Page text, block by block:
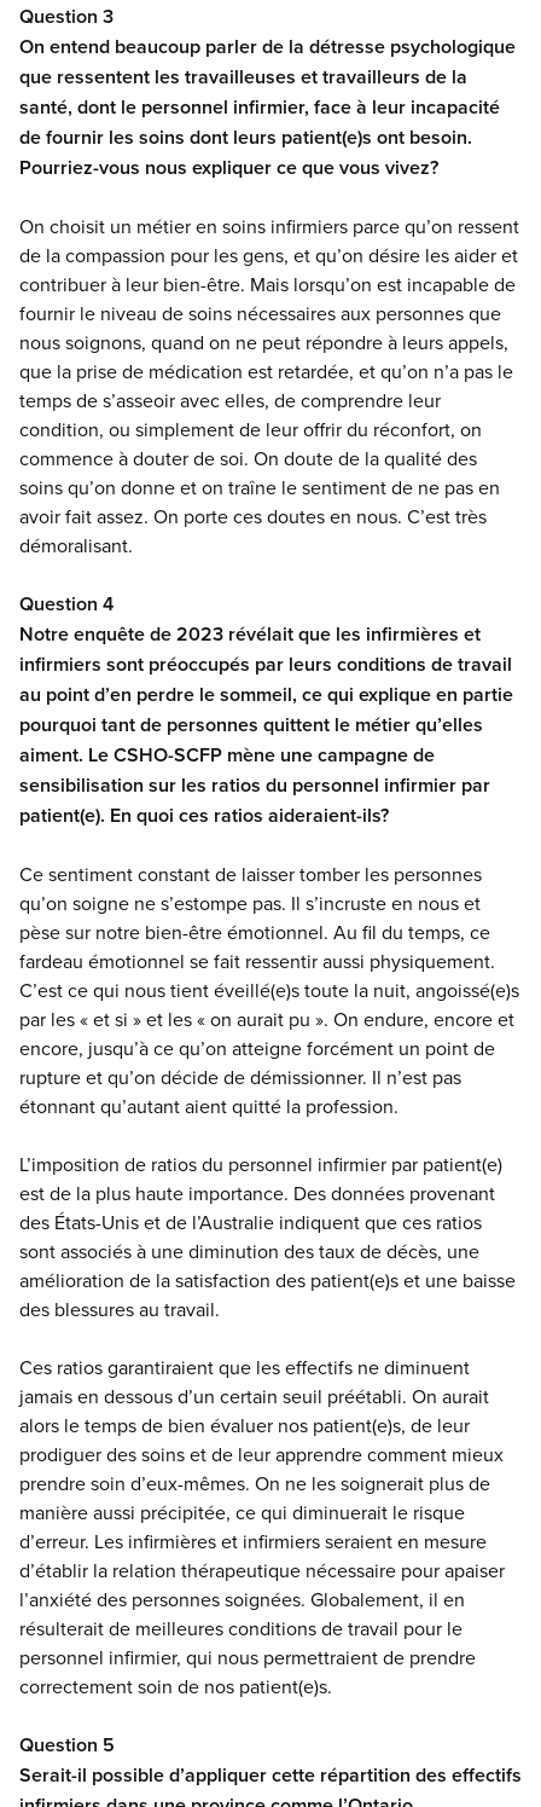
Question 3
On entend beaucoup parler de la détresse psychologique
que ressentent les travailleuses et travailleurs de la
santé, dont le personnel infirmier, face à leur incapacité
de fournir les soins dont leurs patient(e)s ont besoin.
Pourriez-vous nous expliquer ce que vous vivez?
On choisit un métier en soins infirmiers parce qu’on ressent
de la compassion pour les gens, et qu’on désire les aider et
contribuer à leur bien-être. Mais lorsqu’on est incapable de
fournir le niveau de soins nécessaires aux personnes que
nous soignons, quand on ne peut répondre à leurs appels,
que la prise de médication est retardée, et qu’on n’a pas le
temps de s’asseoir avec elles, de comprendre leur
condition, ou simplement de leur offrir du réconfort, on
commence à douter de soi. On doute de la qualité des
soins qu’on donne et on traîne le sentiment de ne pas en
avoir fait assez. On porte ces doutes en nous. C’est très
démoralisant.
Question 4
Notre enquête de 2023 révélait que les infirmières et
infirmiers sont préoccupés par leurs conditions de travail
au point d’en perdre le sommeil, ce qui explique en partie
pourquoi tant de personnes quittent le métier qu’elles
aiment. Le CSHO-SCFP mène une campagne de
sensibilisation sur les ratios du personnel infirmier par
patient(e). En quoi ces ratios aideraient-ils?
Ce sentiment constant de laisser tomber les personnes
qu’on soigne ne s’estompe pas. Il s’incruste en nous et
pèse sur notre bien-être émotionnel. Au fil du temps, ce
fardeau émotionnel se fait ressentir aussi physiquement.
C’est ce qui nous tient éveillé(e)s toute la nuit, angoissé(e)s
par les « et si » et les « on aurait pu ». On endure, encore et
encore, jusqu’à ce qu’on atteigne forcément un point de
rupture et qu’on décide de démissionner. Il n’est pas
étonnant qu’autant aient quitté la profession.
L’imposition de ratios du personnel infirmier par patient(e)
est de la plus haute importance. Des données provenant
des États-Unis et de l’Australie indiquent que ces ratios
sont associés à une diminution des taux de décès, une
amélioration de la satisfaction des patient(e)s et une baisse
des blessures au travail.
Ces ratios garantiraient que les effectifs ne diminuent
jamais en dessous d’un certain seuil préétabli. On aurait
alors le temps de bien évaluer nos patient(e)s, de leur
prodiguer des soins et de leur apprendre comment mieux
prendre soin d’eux-mêmes. On ne les soignerait plus de
manière aussi précipitée, ce qui diminuerait le risque
d’erreur. Les infirmières et infirmiers seraient en mesure
d’établir la relation thérapeutique nécessaire pour apaiser
l’anxiété des personnes soignées. Globalement, il en
résulterait de meilleures conditions de travail pour le
personnel infirmier, qui nous permettraient de prendre
correctement soin de nos patient(e)s.
Question 5
Serait-il possible d’appliquer cette répartition des effectifs